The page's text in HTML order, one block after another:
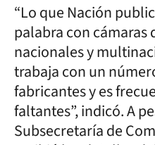
“Lo que Nación
palabra con
nacionales y
trabaja con un
fabricantes y es
faltantes”, indicó. A
Subsecretaría de